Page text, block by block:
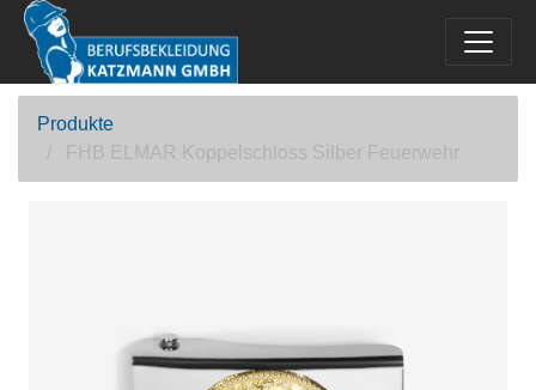
Produkte
FHB ELMAR Koppelschloss Silber Feuerwehr